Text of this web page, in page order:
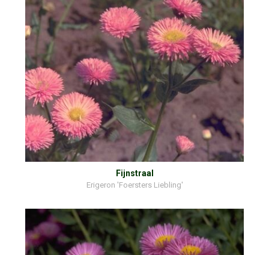
Fijnstraal
Erigeron 'Foersters Liebling'